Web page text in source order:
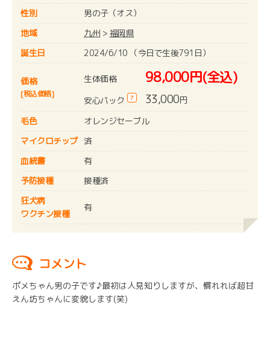
性別
男の子（オス）
地域
九州 > 福岡県
誕生日
2024/6/10 （今日で生後791日）
価格
[税込価格]
生体価格 98,000円(全込)
安心パック ? 33,000円
毛色
オレンジセーブル
マイクロチップ 済
血統書
有
予防接種
接種済
狂犬病
ワクチン接種
有
コメント
ポメちゃん男の子です♪最初は人見知りしますが、慣れれば超甘
えん坊ちゃんに変貌します(笑)